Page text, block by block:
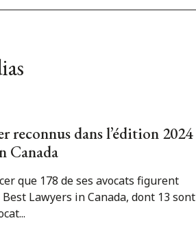
reconnus dans l’édition 2024
Canada
que 178 de ses avocats figurent
Best Lawyers in Canada, dont 13 sont